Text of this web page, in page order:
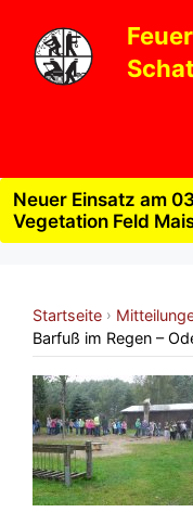
Inhalt
springen
Neuer Einsatz am
Vegetation Feld
Startseite ›
Barfuß im Regen –